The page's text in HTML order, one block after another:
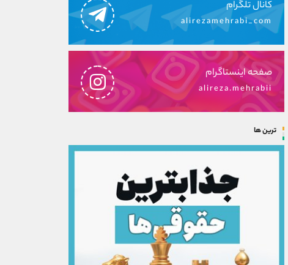
کانال تلگرام
alirezamehrabi_com
صفحه اینستاگرام
alireza.mehrabii
ترین ها